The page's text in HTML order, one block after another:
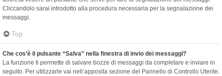
Cliccandolo sarai introdotto alla procedura necessaria per la segnalazione dei
messaggi.
Top
Che cos’è il pulsante “Salva” nella finestra di invio dei messaggi?
La funzione ti permette di salvare bozze di messaggi da completare e inviare in
seguito. Per utilizzarle vai nell’apposita sezione del Pannello di Controllo Utente.